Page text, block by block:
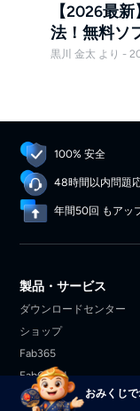
【2026最
法！無料ソ
手順
黒川 金太 より -
100% 安全
48時間以内問題
年間50回 もアッ
製品・サービス
ダウンロードセンター
ショップ
Fab365
FabCloud
おみくじ